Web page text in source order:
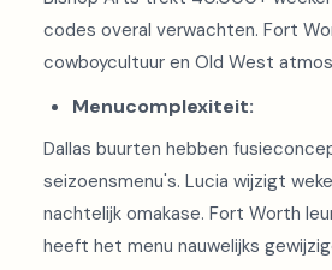
codes overal verwachten. Fort
cowboycultuur en Old West
Menucomplexiteit:
Dallas buurten hebben
seizoensmenu's. Lucia wijzigt
nachtelijk omakase. Fort Worth
heeft het menu nauwelijks